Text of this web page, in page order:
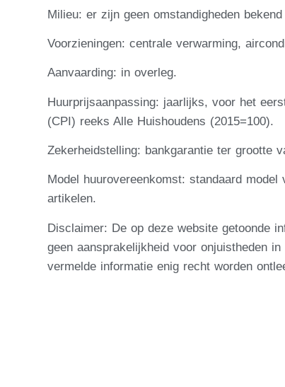
Milieu: er zijn geen omstandigheden
Voorzieningen: centrale verwarming,
Aanvaarding: in overleg.
Huurprijsaanpassing: jaarlijks, voor het
(CPI) reeks Alle Huishoudens (2015=100).
Zekerheidstelling: bankgarantie ter grootte
Model huurovereenkomst: standaard
artikelen.
Disclaimer: De op deze website getoonde
geen aansprakelijkheid voor onjuistheden
vermelde informatie enig recht worden